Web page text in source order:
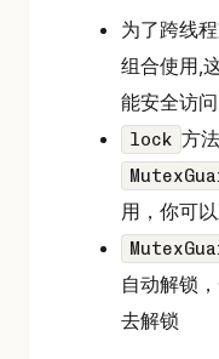
为了跨线
组合使用,
能安全访问
lock 方
用，你可
自动解锁
去解锁